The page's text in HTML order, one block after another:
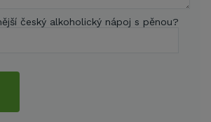
český alkoholický nápoj s pěnou?